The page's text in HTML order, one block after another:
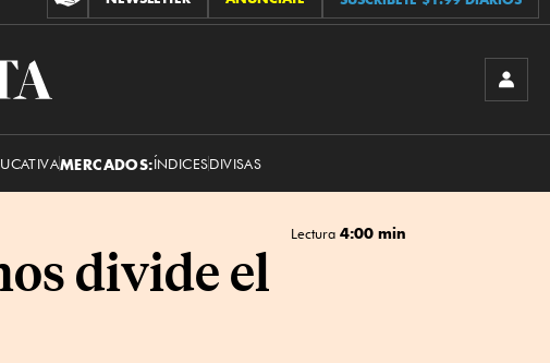
MERCADOS:ÍNDICESDIVISAS
Lectura 4:00 min
divide el